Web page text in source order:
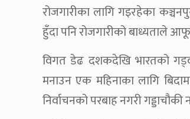
रोजगारीका लागि गइरहेका
हुँदा पनि रोजगारीको बाध्यताले
विगत डेढ दशकदेखि भारतको
मनाउन एक महिनाका लागि
निर्वाचनको परबाह नगरी